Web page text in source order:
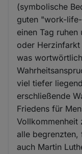
(symbolische
guten "work-
einen Tag
oder Herzinfarkt
was
viel tiefer
erschließende
Friedens für
Vollkommenheit
alle begrenzten,
auch Martin